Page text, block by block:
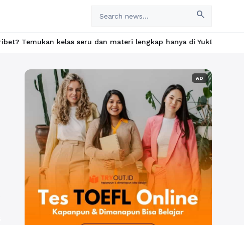
search
seru dan materi lengkap hanya di YukBelajar.com. Mulai
AD